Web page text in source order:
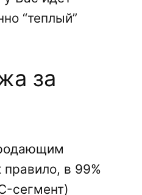
“теплый”
за
в 99%
сегмент)